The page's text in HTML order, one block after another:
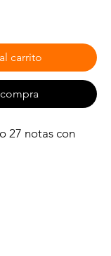
carrito
27 notas con